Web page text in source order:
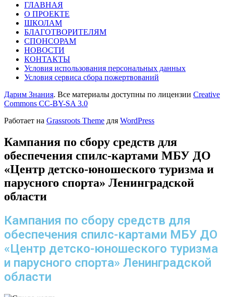
ГЛАВНАЯ
О ПРОЕКТЕ
ШКОЛАМ
БЛАГОТВОРИТЕЛЯМ
СПОНСОРАМ
НОВОСТИ
КОНТАКТЫ
Условия использования персональных данных
Условия сервиса сбора пожертвований
Дарим Знания. Все материалы доступны по лицензии Creative
Commons СС-BY-SA 3.0
Работает на Grassroots Theme для WordPress
Кампания по сбору средств для
обеспечения спилс-картами МБУ ДО
«Центр детско-юношеского туризма и
парусного спорта» Ленинградской
области
Кампания по сбору средств для
обеспечения спилс-картами МБУ ДО
«Центр детско-юношеского туризма
и парусного спорта» Ленинградской
области